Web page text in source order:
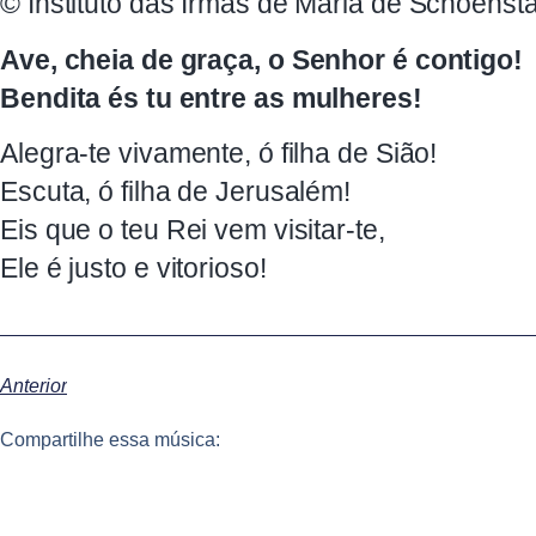
Ave, cheia de graça, o Senhor é contigo!
Bendita és tu entre as mulheres!
Alegra-te vivamente, ó filha de Sião!
Escuta, ó filha de Jerusalém!
Eis que o teu Rei vem visitar-te,
Ele é justo e vitorioso!
Anterior
Compartilhe essa música: